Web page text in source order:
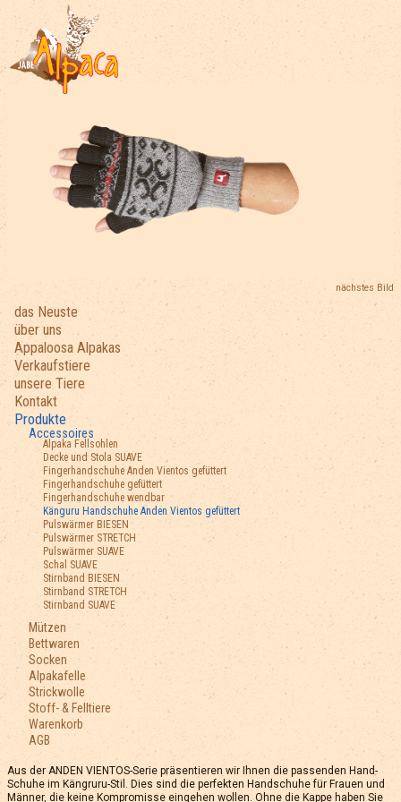
nächstes Bild
das Neuste
über uns
Appaloosa Alpakas
Verkaufstiere
unsere Tiere
Kontakt
Produkte
Accessoires
Alpaka Fellsohlen
Decke und Stola SUAVE
Fingerhandschuhe Anden Vientos gefüttert
Fingerhandschuhe gefüttert
Fingerhandschuhe wendbar
Känguru Handschuhe Anden Vientos gefüttert
Pulswärmer BIESEN
Pulswärmer STRETCH
Pulswärmer SUAVE
Schal SUAVE
Stirnband BIESEN
Stirnband STRETCH
Stirnband SUAVE
Mützen
Bettwaren
Socken
Alpakafelle
Strickwolle
Stoff- & Felltiere
Warenkorb
AGB
Aus der ANDEN VIENTOS-Serie präsentieren wir Ihnen die passenden Hand-
Schuhe im Kängruru-Stil. Dies sind die perfekten Handschuhe für Frauen und
Männer, die keine Kompromisse eingehen wollen. Ohne die Kappe haben Sie